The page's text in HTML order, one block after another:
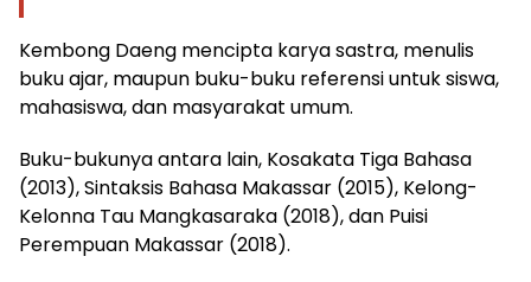
Kembong Daeng mencipta karya sastra, menulis
buku ajar, maupun buku-buku referensi untuk siswa,
mahasiswa, dan masyarakat umum.
Buku-bukunya antara lain, Kosakata Tiga Bahasa
(2013), Sintaksis Bahasa Makassar (2015), Kelong-
Kelonna Tau Mangkasaraka (2018), dan Puisi
Perempuan Makassar (2018).